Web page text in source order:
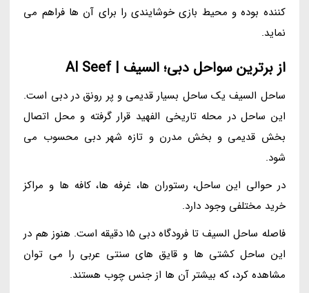
کننده بوده و محیط بازی خوشایندی را برای آن ها فراهم می
نماید.
از برترین سواحل دبی؛ السیف | Al Seef
ساحل السیف یک ساحل بسیار قدیمی و پر رونق در دبی است.
این ساحل در محله تاریخی الفهید قرار گرفته و محل اتصال
بخش قدیمی و بخش مدرن و تازه شهر دبی محسوب می
شود.
در حوالی این ساحل، رستوران ها، غرفه ها، کافه ها و مراکز
خرید مختلفی وجود دارد.
فاصله ساحل السیف تا فرودگاه دبی 15 دقیقه است. هنوز هم در
این ساحل کشتی ها و قایق های سنتی عربی را می توان
مشاهده کرد، که بیشتر آن ها از جنس چوب هستند.